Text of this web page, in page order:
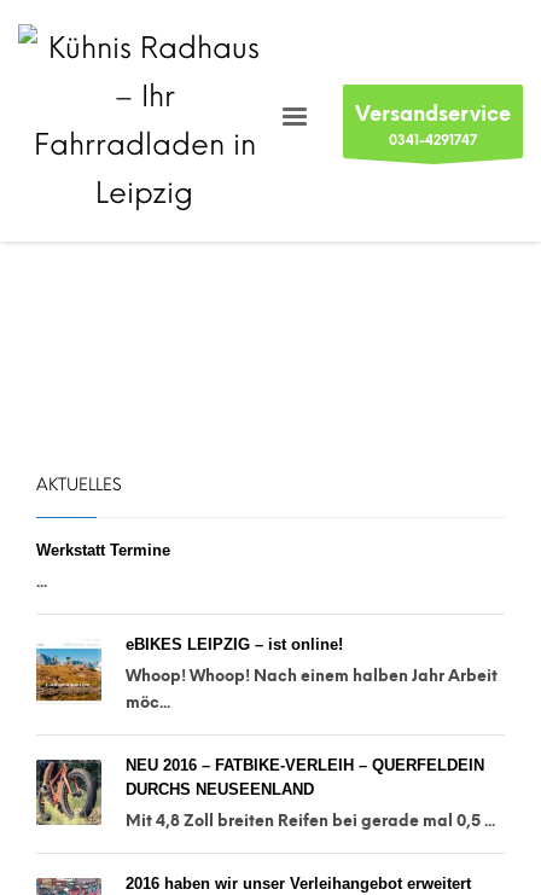
Versandservice
0341-4291747
AKTUELLES
Werkstatt Termine
...
eBIKES LEIPZIG – ist online!
Whoop! Whoop! Nach einem halben Jahr Arbeit
möc...
NEU 2016 – FATBIKE-VERLEIH – QUERFELDEIN
DURCHS NEUSEENLAND
Mit 4,8 Zoll breiten Reifen bei gerade mal 0,5 ...
2016 haben wir unser Verleihangebot erweitert